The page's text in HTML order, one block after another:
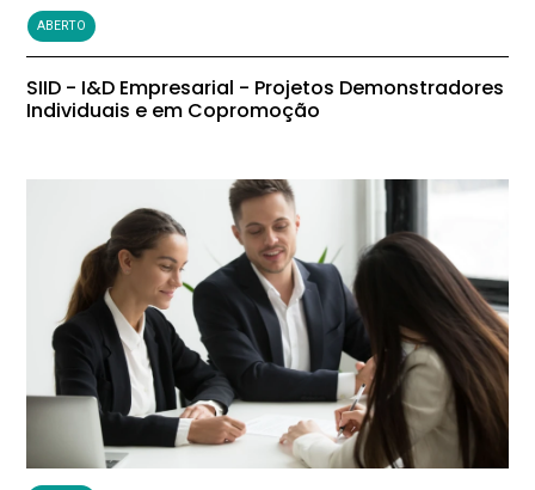
ABERTO
SIID - I&D Empresarial - Projetos Demonstradores
Individuais e em Copromoção